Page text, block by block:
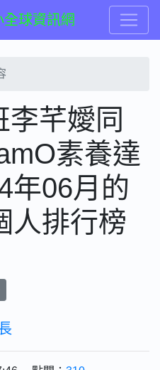
球資訊網
李芊嬡同
素養達
年06月的
人排行榜